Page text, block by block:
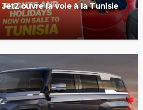
ouvre la voie à la Tunisie